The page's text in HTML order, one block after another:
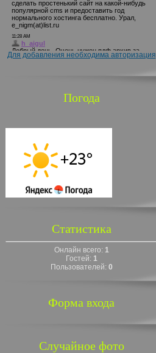
Для добавления необходима авторизация
Погода
Статистика
Онлайн всего: 1
Гостей: 1
Пользователей: 0
Форма входа
Случайное фото